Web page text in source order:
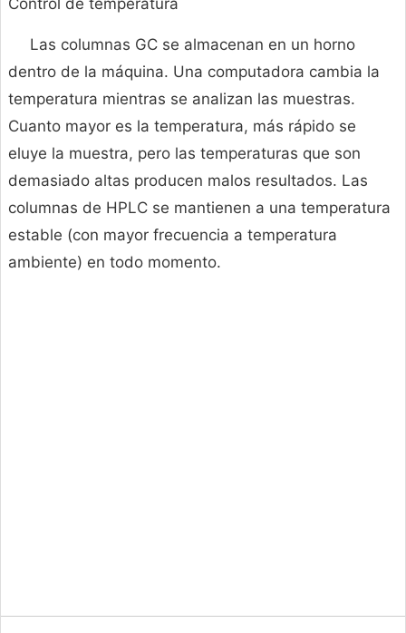
Control de temperatura
Las columnas GC se almacenan en un horno
dentro de la máquina. Una computadora cambia la
temperatura mientras se analizan las muestras.
Cuanto mayor es la temperatura, más rápido se
eluye la muestra, pero las temperaturas que son
demasiado altas producen malos resultados. Las
columnas de HPLC se mantienen a una temperatura
estable (con mayor frecuencia a temperatura
ambiente) en todo momento.